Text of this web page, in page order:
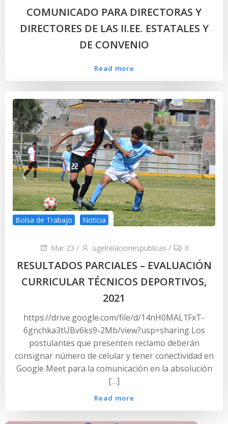
COMUNICADO PARA DIRECTORAS Y
DIRECTORES DE LAS II.EE. ESTATALES Y
DE CONVENIO
Read more
Bolsa de Trabajo Noticia
Mar 23 / ugelrelacionespublicas / 0
RESULTADOS PARCIALES – EVALUACIÓN
CURRICULAR TÉCNICOS DEPORTIVOS,
2021
https://drive.google.com/file/d/14nH0MAL1FxT-
6gnchka3tUBv6ks9-2Mb/view?usp=sharing Los
postulantes que presenten reclamo deberán
consignar número de celular y tener conectividad en
Google Meet para la comunicación en la absolución
[…]
Read more